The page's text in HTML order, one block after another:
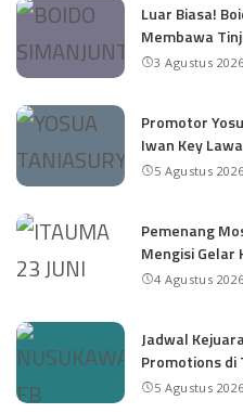
Luar Biasa!
Membawa
3 Agustus
Promotor
Iwan Key
5 Agustus
Pemenang
Mengisi Gelar
4 Agustus
Jadwal
Promotions di
5 Agustus